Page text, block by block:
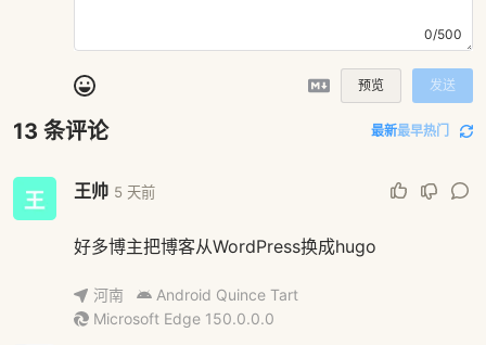
0/500
预览 发送
13 条评论 最新最早热门
王帅 5 天前
好多博主把博客从WordPress换成hugo
河南
Android Quince Tart
Microsoft Edge 150.0.0.0